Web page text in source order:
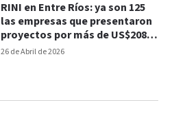
26 de Abril de 2026
RINI en Entre Ríos: ya son 125
las empresas que presentaron
proyectos por más de US$208
millones